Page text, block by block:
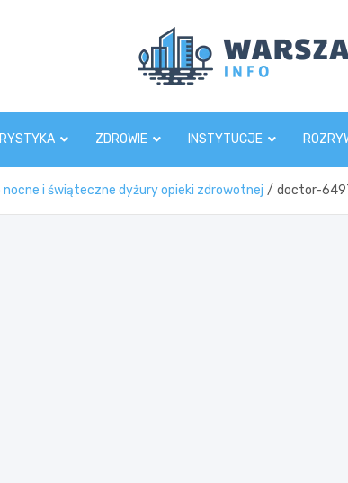
ZDROWIE INSTYTUCJE
nocne i świąteczne dyżury opieki zdrowotnej doctor-